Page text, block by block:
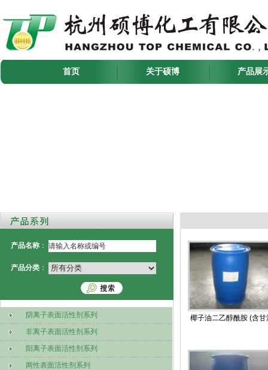
首页 关于硕博 产品展
产品名称 ：
产品分类 ：
阴离子表面活性剂系列
非离子表面活性剂系列
阳离子表面活性剂系列
两性表面活性剂系列
椰子油二乙醇酰胺 (含甘